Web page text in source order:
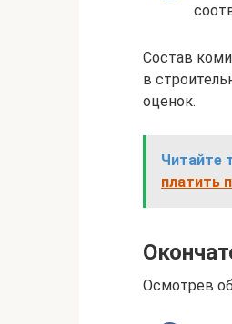
Состав
в
оценок.
Читайте
платить
Осмотрев